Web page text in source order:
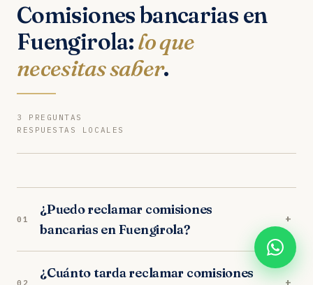
Comisiones bancarias en
Fuengirola:lo que
necesitas saber.
3 PREGUNTAS
RESPUESTAS LOCALES
01
¿Puedo reclamar comisiones
bancarias en Fuengirola?
+
especialistas en comisiones bancarias.
02
¿Cuánto tarda reclamar comisiones
+